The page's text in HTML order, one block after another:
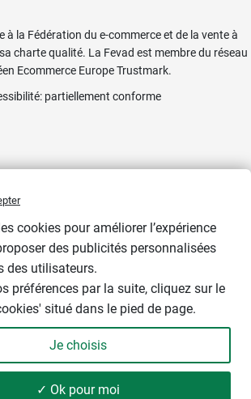
- +
à la Fédération du e-commerce et de la vente à
charte qualité. La Fevad est membre du réseau
Ecommerce Europe Trustmark.
: partiellement conforme
cookies pour améliorer l’expérience
des publicités personnalisées
des utilisateurs.
préférences par la suite, cliquez sur le
situé dans le pied de page.
Je choisis
✓ Ok pour moi